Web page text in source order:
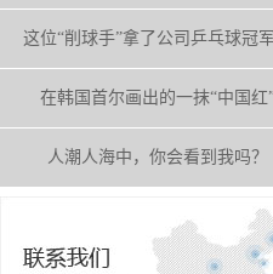
这位“削球手”拿了公司乒乓球冠军
在韩国首尔画出的一抹“中国红
人潮人海中，你会看到我吗？